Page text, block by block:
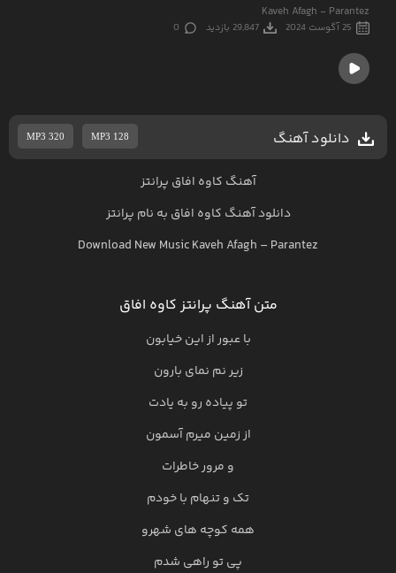
Kaveh Afagh - Parantez
25 آگوست 2024 29,847 بازدید 0
دانلود آهنگ MP3 320 MP3 128
آهنگ کاوه افاق پرانتز
دانلود آهنگ کاوه افاق به نام پرانتز
Download New MusicKaveh Afagh – Parantez
متن آهنگ پرانتز کاوه افاق
با عبور از این خیابون
زیر نم نمای بارون
تو پیاده رو به یادت
از زمین میرم آسمون
و مرور خاطرات
تک و تنهام با خودم
همه کوچه های شهرو
پی تو راهی شدم